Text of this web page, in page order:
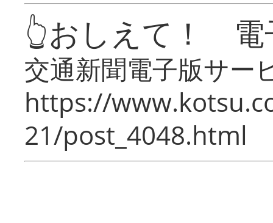
👆おしえて！ 電
交通新聞電子版サー
https://
21/post_4048.html